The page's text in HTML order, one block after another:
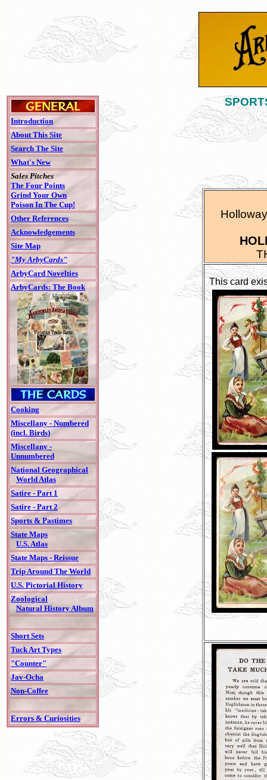
Introduction
About This Site
Search The Site
What's New
Sales Pitches
The Four Points
Grind Your Own
Poison In The Cup!
Other References
Acknowledgements
Site Map
"My ArbyCards"
ArbyCard Novelties
ArbyCards: The Book
Cooking
Miscellany - Numbered
(incl. Birds)
Miscellany -
Unnumbered
National Geographical
World Atlas
Satire - Part 1
Satire - Part 2
Sports & Pastimes
State Maps
U.S. Atlas
State Maps - Reissue
Trip Around The World
U.S. Pictorial History
Zoological
Natural History Album
Short Sets
Tuck Art Types
"Counter"
Jav-Ocha
Non-Coffee
Errors & Curiosities
This card